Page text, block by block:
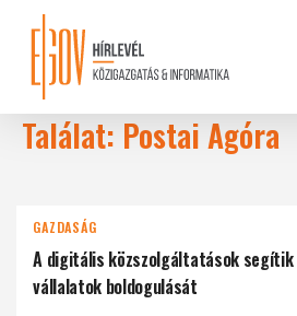
content
Találat: Postai Agóra
GAZDASÁG
A digitális közszolgáltatások segítik
vállalatok boldogulását